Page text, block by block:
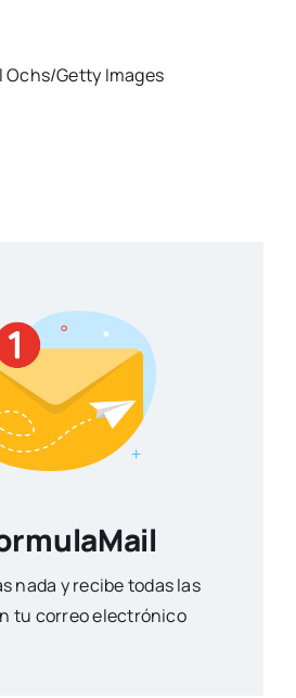
Ochs/Getty Images
nada y recibe todas las
tu correo electrónico